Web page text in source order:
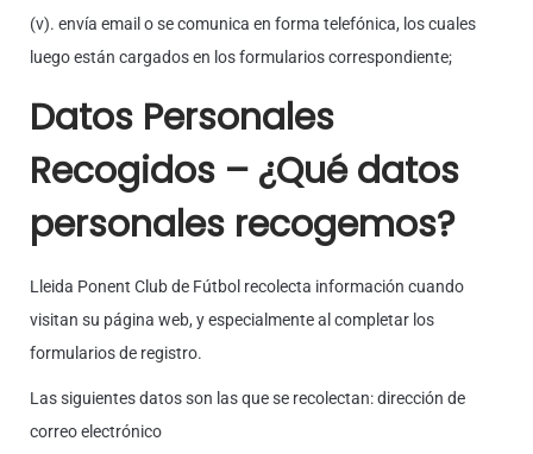
(v). envía email o se comunica en forma telefónica, los cuales
luego están cargados en los formularios correspondiente;
Datos Personales
Recogidos – ¿Qué datos
personales recogemos?
Lleida Ponent Club de Fútbol recolecta información cuando
visitan su página web, y especialmente al completar los
formularios de registro.
Las siguientes datos son las que se recolectan: dirección de
correo electrónico